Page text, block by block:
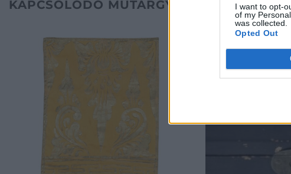
I want to opt-
of my
was collected.
Opted Out
KAPCSOLÓDÓ MŰTÁRGYAK